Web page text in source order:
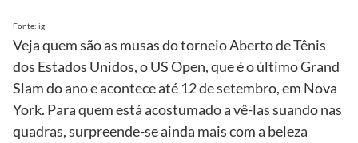
Fonte: ig
Veja quem são as musas do torneio Aberto de Tênis
dos Estados Unidos, o US Open, que é o último Grand
Slam do ano e acontece até 12 de setembro, em Nova
York. Para quem está acostumado a vê-las suando nas
quadras, surpreende-se ainda mais com a beleza